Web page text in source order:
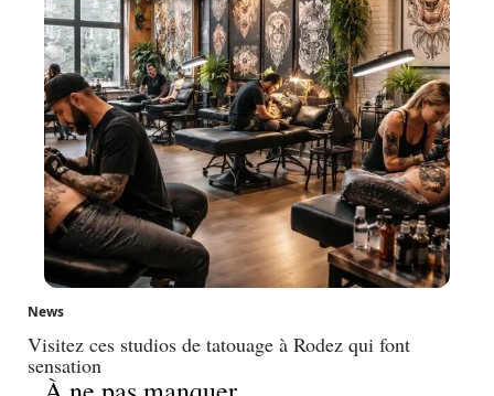
News
Visitez ces studios de tatouage à Rodez qui font
sensation